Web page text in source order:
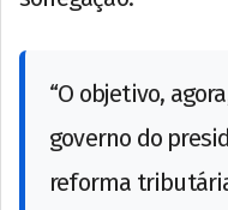
“O objetivo,
governo do
reforma